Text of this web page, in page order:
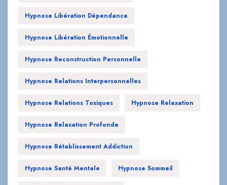
Hypnose Libération Dépendance
Hypnose Libération Émotionnelle
Hypnose Reconstruction Personnelle
Hypnose Relations Interpersonnelles
Hypnose Relations Toxiques Hypnose Relaxation
Hypnose Relaxation Profonde
Hypnose Rétablissement Addiction
Hypnose Santé Mentale Hypnose Sommeil